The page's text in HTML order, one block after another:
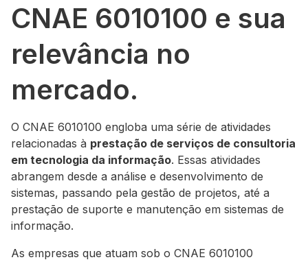
CNAE 6010100 e sua
relevância no
mercado.
O CNAE 6010100 engloba uma série de atividades
relacionadas à prestação de serviços de consultoria
em tecnologia da informação. Essas atividades
abrangem desde a análise e desenvolvimento de
sistemas, passando pela gestão de projetos, até a
prestação de suporte e manutenção em sistemas de
informação.
As empresas que atuam sob o CNAE 6010100